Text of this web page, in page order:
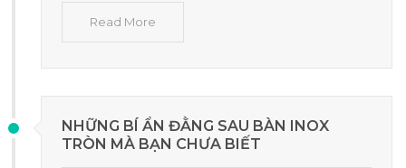
Read More
NHỮNG BÍ ẨN ĐẰNG SAU BÀN INOX
TRÒN MÀ BẠN CHƯA BIẾT